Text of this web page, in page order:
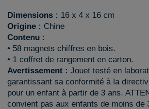
Dimensions : 16 x 4 x 16 cm
Origine : Chine
Contenu :
• 58 magnets chiffres en bois.
• 1 coffret de rangement en carton.
Avertissement : Jouet testé en
garantissant sa conformité à la
pour un enfant à partir de 3 ans.
convient pas aux enfants de moins de